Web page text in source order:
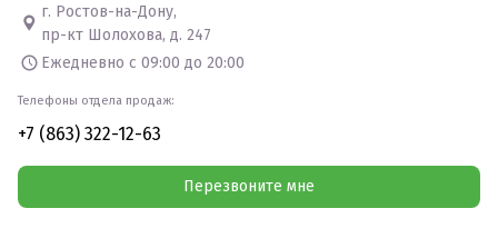
г. Ростов-на-Дону,
пр-кт Шолохова, д. 247
Ежедневно с 09:00 до 20:00
Телефоны отдела продаж:
+7 (863) 322-12-63
Перезвоните мне